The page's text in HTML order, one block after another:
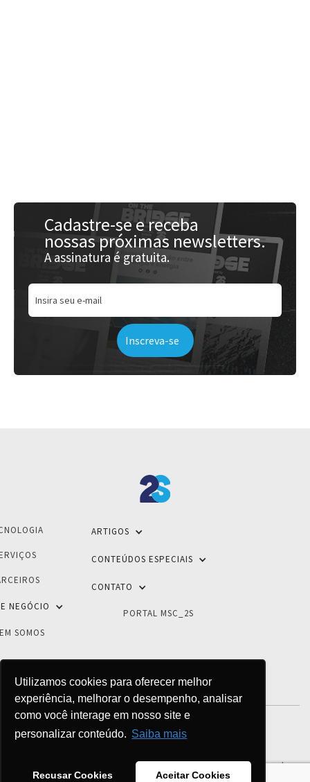
Utilizamos cookies para oferecer melhor
experiência, melhorar o desempenho, analisar
como você interage em nosso site e
personalizar conteúdo. Saiba mais
Recusar Cookies Aceitar Cookies
Cadastre-se e receba
nossas próximas newsletters.
A assinatura é gratuita.
NEGÓCIO
SOMOS
ARTIGOS
CONTEÚDOS ESPECIAIS
CONTATO
PORTAL MSC_2S
© 2026 - 2S Inovações Tecnológicas - Todos os direitos reservados